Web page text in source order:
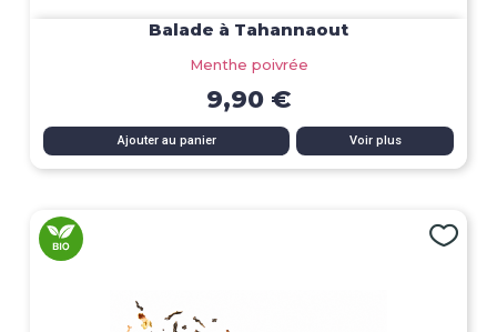
Balade à Tahannaout
Menthe poivrée
9,90 €
Ajouter au panier Voir plus